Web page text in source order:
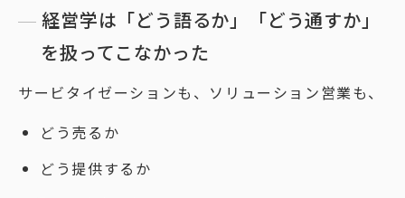
経営学は「どう語るか」「どう通すか」
を扱ってこなかった
サービタイゼーションも、ソリューション営業も、
どう売るか
どう提供するか